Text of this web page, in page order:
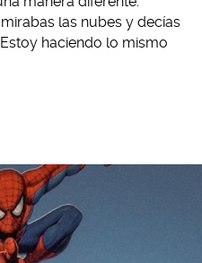
las nubes y decías
haciendo lo mismo